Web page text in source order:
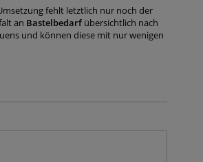
fehlt letztlich nur noch der
an Bastelbedarfübersichtlich nach
und können diese mit nur wenigen